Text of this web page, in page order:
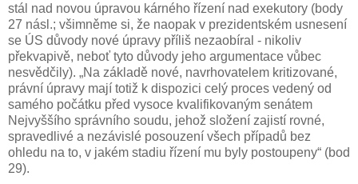
stál nad novou úpravou kárného řízení nad exekutory (body
27 násl.; všimněme si, že naopak v prezidentském usnesení
se ÚS důvody nové úpravy příliš nezaobíral - nikoliv
překvapivě, neboť tyto důvody jeho argumentace vůbec
nesvědčily). „Na základě nové, navrhovatelem kritizované,
právní úpravy mají totiž k dispozici celý proces vedený od
samého počátku před vysoce kvalifikovaným senátem
Nejvyššího správního soudu, jehož složení zajistí rovné,
spravedlivé a nezávislé posouzení všech případů bez
ohledu na to, v jakém stadiu řízení mu byly postoupeny“ (bod
29).